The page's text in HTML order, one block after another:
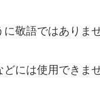
敬語ではありませ
には使用できませ